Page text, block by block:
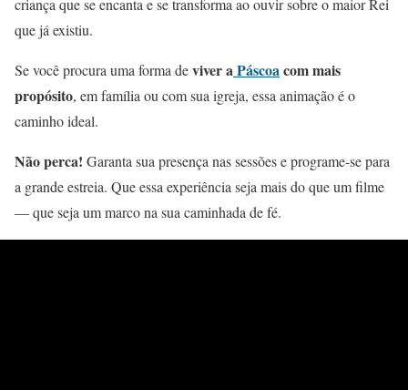
criança que se encanta e se transforma ao ouvir sobre o maior Rei
que já existiu.
Se você procura uma forma deviver aPáscoacom mais
propósito, em família ou com sua igreja, essa animação é o
caminho ideal.
Não perca! Garanta sua presença nas sessões e programe-se para
a grande estreia. Que essa experiência seja mais do que um filme
— que seja um marco na sua caminhada de fé.